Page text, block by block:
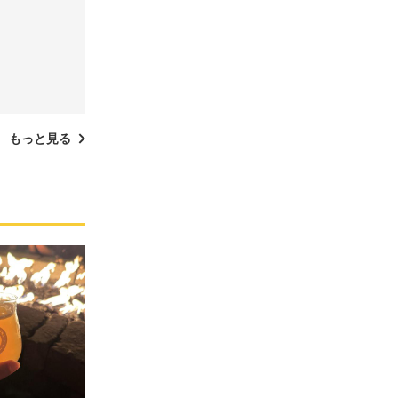
もっと見る